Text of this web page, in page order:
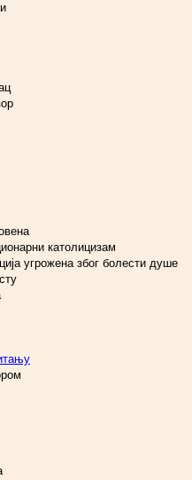
католицизам
угрожена због болести душе